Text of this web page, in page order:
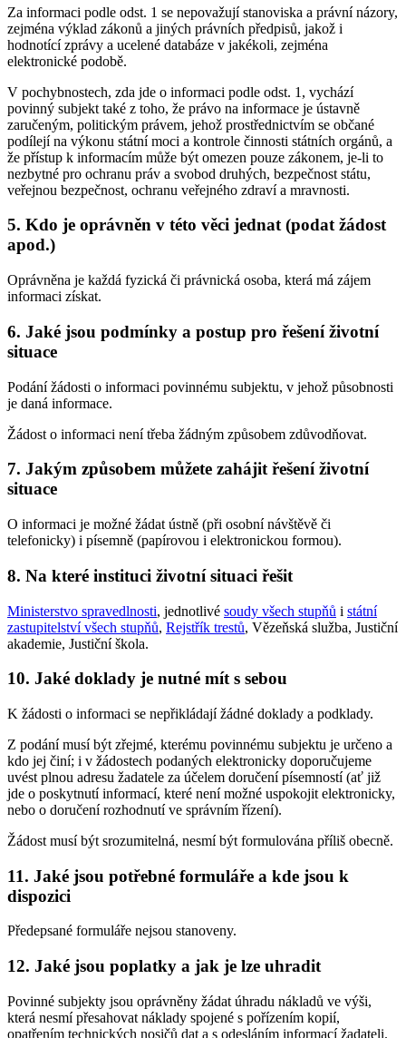
Za informaci podle odst. 1 se nepovažují stanoviska a právní názory,
zejména výklad zákonů a jiných právních předpisů, jakož i
hodnotící zprávy a ucelené databáze v jakékoli, zejména
elektronické podobě.
V pochybnostech, zda jde o informaci podle odst. 1, vychází
povinný subjekt také z toho, že právo na informace je ústavně
zaručeným, politickým právem, jehož prostřednictvím se občané
podílejí na výkonu státní moci a kontrole činnosti státních orgánů, a
že přístup k informacím může být omezen pouze zákonem, je-li to
nezbytné pro ochranu práv a svobod druhých, bezpečnost státu,
veřejnou bezpečnost, ochranu veřejného zdraví a mravnosti.
5. Kdo je oprávněn v této věci jednat (podat žádost
apod.)
Oprávněna je každá fyzická či právnická osoba, která má zájem
informaci získat.
6. Jaké jsou podmínky a postup pro řešení životní
situace
Podání žádosti o informaci povinnému subjektu, v jehož působnosti
je daná informace.
Žádost o informaci není třeba žádným způsobem zdůvodňovat.
7. Jakým způsobem můžete zahájit řešení životní
situace
O informaci je možné žádat ústně (při osobní návštěvě či
telefonicky) i písemně (papírovou i elektronickou formou).
8. Na které instituci životní situaci řešit
Ministerstvo spravedlnosti, jednotlivé soudy všech stupňů i státní
zastupitelství všech stupňů, Rejstřík trestů, Vězeňská služba, Justiční
akademie, Justiční škola.
10. Jaké doklady je nutné mít s sebou
K žádosti o informaci se nepřikládají žádné doklady a podklady.
Z podání musí být zřejmé, kterému povinnému subjektu je určeno a
kdo jej činí; i v žádostech podaných elektronicky doporučujeme
uvést plnou adresu žadatele za účelem doručení písemností (ať již
jde o poskytnutí informací, které není možné uspokojit elektronicky,
nebo o doručení rozhodnutí ve správním řízení).
Žádost musí být srozumitelná, nesmí být formulována příliš obecně.
11. Jaké jsou potřebné formuláře a kde jsou k
dispozici
Předepsané formuláře nejsou stanoveny.
12. Jaké jsou poplatky a jak je lze uhradit
Povinné subjekty jsou oprávněny žádat úhradu nákladů ve výši,
která nesmí přesahovat náklady spojené s pořízením kopií,
opatřením technických nosičů dat a s odesláním informací žadateli.